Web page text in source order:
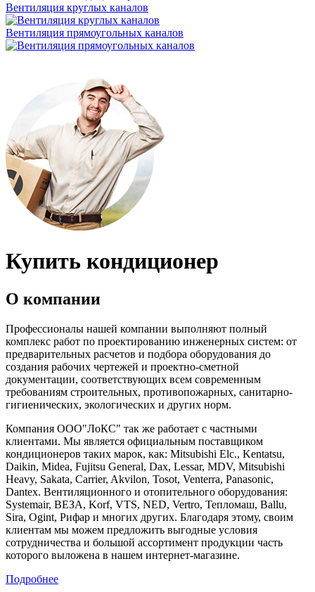
Вентиляция круглых каналов
Вентиляция прямоугольных каналов
Купить кондиционер
О компании
Профессионалы нашей компании выполняют полный
комплекс работ по проектированию инженерных систем: от
предварительных расчетов и подбора оборудования до
создания рабочих чертежей и проектно-сметной
документации, соответствующих всем современным
требованиям строительных, противопожарных, санитарно-
гигиенических, экологических и других норм.
Компания ООО"ЛоКС" так же работает с частными
клиентами. Мы является официальным поставщиком
кондиционеров таких марок, как: Mitsubishi Elc., Kentatsu,
Daikin, Midea, Fujitsu General, Dax, Lessar, MDV, Mitsubishi
Heavy, Sakata, Carrier, Akvilon, Tosot, Venterra, Panasonic,
Dantex. Вентиляционного и отопительного оборудования:
Systemair, ВЕЗА, Korf, VTS, NED, Vertro, Тепломаш, Ballu,
Sira, Ogint, Рифар и многих других. Благодаря этому, своим
клиентам мы можем предложить выгодные условия
сотрудничества и большой ассортимент продукции часть
которого выложена в нашем интернет-магазине.
Подробнее